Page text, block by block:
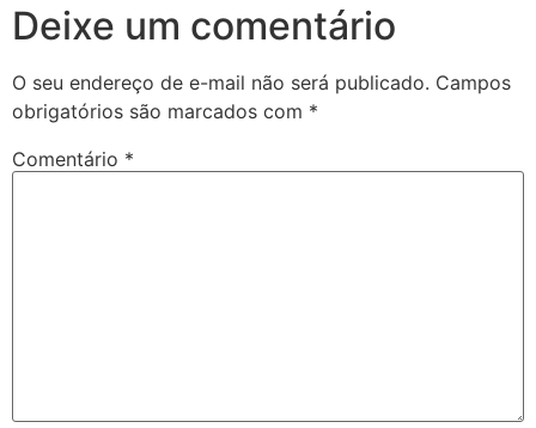
Deixe um comentário
O seu endereço de e-mail não será publicado. Campos
obrigatórios são marcados com *
Comentário *